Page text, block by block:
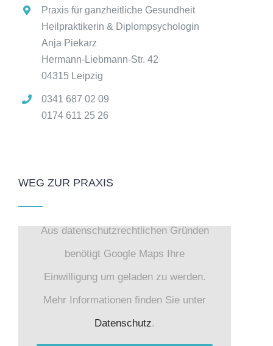
Praxis für ganzheitliche Gesundheit
Heilpraktikerin & Diplompsychologin
Anja Piekarz
Hermann-Liebmann-Str. 42
04315 Leipzig
0341 687 02 09
0174 611 25 26
WEG ZUR PRAXIS
Aus datenschutzrechtlichen Gründen
benötigt Google Maps Ihre
Einwilligung um geladen zu werden.
Mehr Informationen finden Sie unter
Datenschutz.